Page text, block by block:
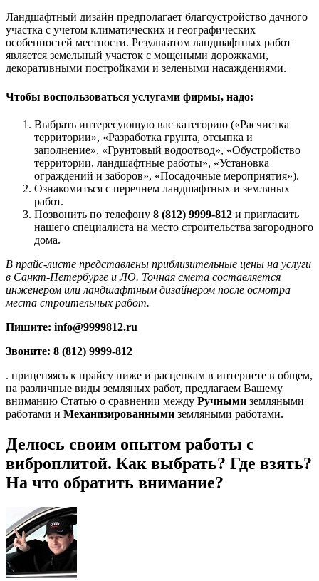
Ландшафтный дизайн предполагает благоустройство дачного
участка с учетом климатических и географических
особенностей местности. Результатом ландшафтных работ
является земельный участок с мощеными дорожками,
декоративными постройками и зелеными насаждениями.
Чтобы воспользоваться услугами фирмы, надо:
Выбрать интересующую вас категорию («Расчистка
территории», «Разработка грунта, отсыпка и
заполнение», «Грунтовый водоотвод», «Обустройство
территории, ландшафтные работы», «Установка
ограждений и заборов», «Посадочные мероприятия»).
Ознакомиться с перечнем ландшафтных и земляных
работ.
Позвонить по телефону 8 (812) 9999-812 и пригласить
нашего специалиста на место строительства загородного
дома.
В прайс-листе представлены приблизительные цены на услуги
в Санкт-Петербурге и ЛО. Точная смета составляется
инженером или ландшафтным дизайнером после осмотра
места строительных работ.
Пишите: info@9999812.ru
Звоните: 8 (812) 9999-812
. приценяясь к прайсу ниже и расценкам в интернете в общем,
на различные виды земляных работ, предлагаем Вашему
вниманию Статью о сравнении между Ручными земляными
работами и Механизированными земляными работами.
Делюсь своим опытом работы с
виброплитой. Как выбрать? Где взять?
На что обратить внимание?